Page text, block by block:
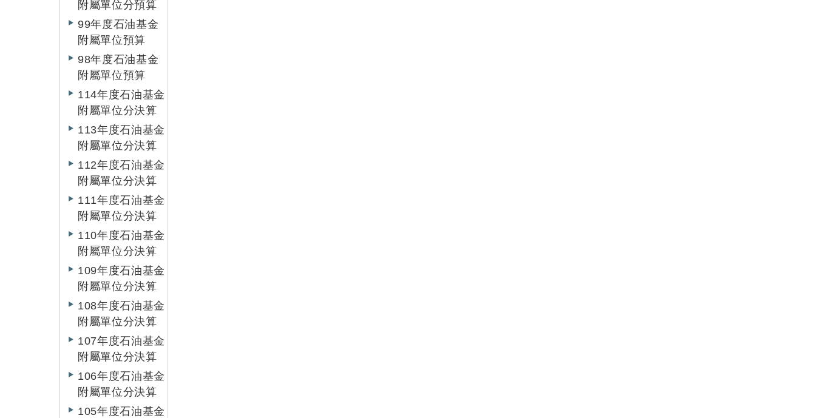
附屬單位分預算
99年度石油基金
附屬單位預算
98年度石油基金
附屬單位預算
114年度石油基金
附屬單位分決算
113年度石油基金
附屬單位分決算
112年度石油基金
附屬單位分決算
111年度石油基金
附屬單位分決算
110年度石油基金
附屬單位分決算
109年度石油基金
附屬單位分決算
108年度石油基金
附屬單位分決算
107年度石油基金
附屬單位分決算
106年度石油基金
附屬單位分決算
105年度石油基金